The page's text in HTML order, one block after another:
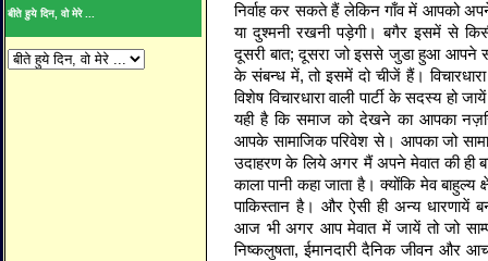
बीते हुये दिन, वो मेरे ...
निर्वाह कर सकते हैं लेकिन गाँव में आपको
या दुश्मनी रखनी पड़ेगी। बगैर इसमें से
दूसरी बात; दूसरा जो इससे जुडा हुआ आपने
के संबन्ध में, तो इसमें दो चीजें हैं।
विशेष विचारधारा वाली पार्टी के सदस्य
यही है कि समाज को देखने का आपका
आपके सामाजिक परिवेश से। आपका जो
उदाहरण के लिये अगर मैं अपने मेवात की ही
काला पानी कहा जाता है। क्योंकि मेव बाहुल्य
पाकिस्तान है। और ऐसी ही अन्य धारणायें
आज भी अगर आप मेवात में जायें तो जो
निष्कलुषता, ईमानदारी दैनिक जीवन और